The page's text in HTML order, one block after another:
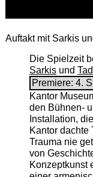
Auftakt mit Sarkis
Die Spielzeit
Sarkisund
Premiere: 4.
Kantor
den Bühnen-
Installation,
Kantor dachte
Trauma nie
von
Konzeptkunst